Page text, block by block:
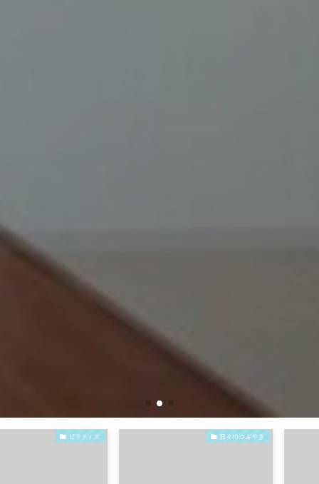
ピラティス 日々のつぶやき